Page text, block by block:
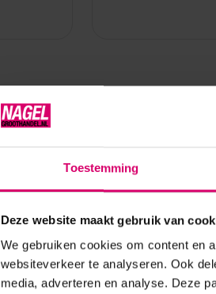
Toestemming
Deze website maakt gebruik van
We gebruiken cookies om content en
websiteverkeer te analyseren. Ook
media, adverteren en analyse. Deze